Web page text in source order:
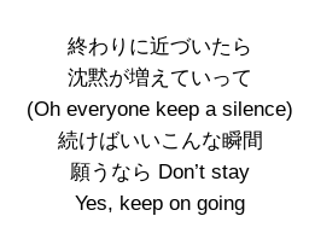
終わりに近づいたら
沈黙が増えていって
(Oh everyone keep a silence)
続けばいいこんな瞬間
願うなら Don’t stay
Yes, keep on going